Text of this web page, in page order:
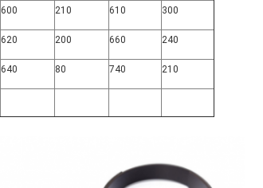
600 210 610 300
620 200 660 240
640 80 740 210